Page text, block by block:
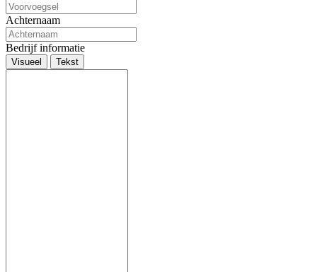
Achternaam
Bedrijf informatie
Visueel Tekst